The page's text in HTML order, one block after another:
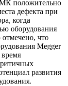
положительно
дефекта при
когда
оборудования
что
Megger
развития